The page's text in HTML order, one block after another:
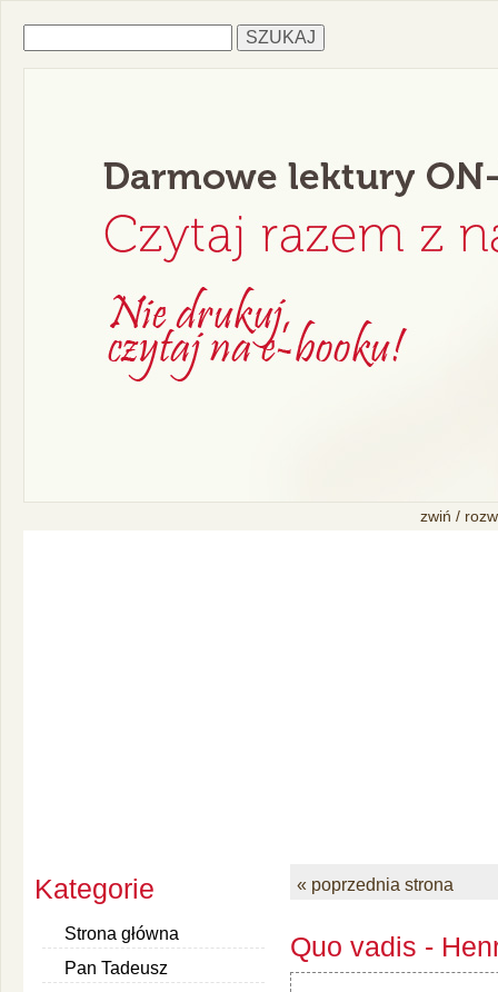
zwiń /
Kategorie
Strona główna
Pan Tadeusz
« poprzednia strona
Quo vadis -